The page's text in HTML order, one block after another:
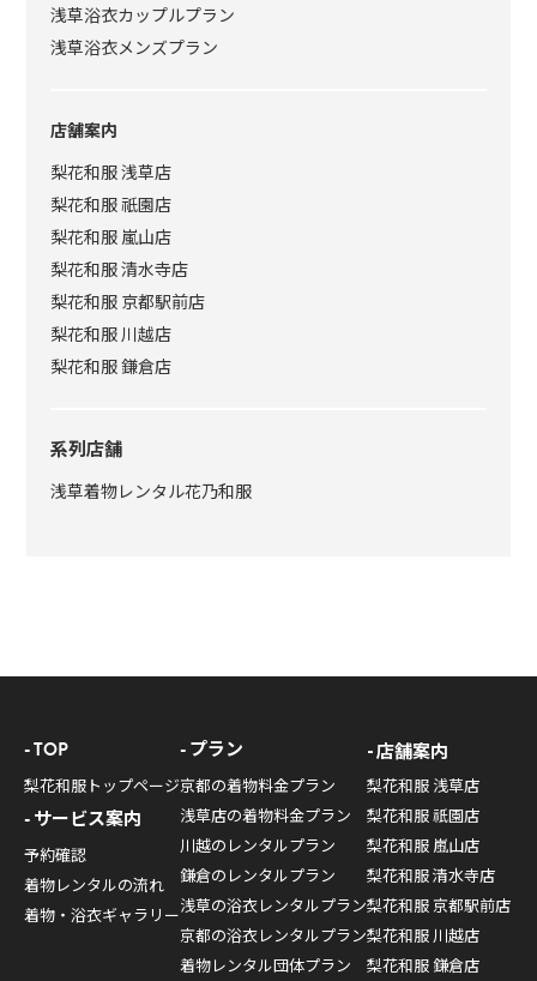
浅草浴衣カップルプラン
浅草浴衣メンズプラン
店舗案内
梨花和服 浅草店
梨花和服 祇園店
梨花和服 嵐山店
梨花和服 清水寺店
梨花和服 京都駅前店
梨花和服 川越店
梨花和服 鎌倉店
系列店舗
浅草着物レンタル花乃和服
TOP
梨花和服トップページ
サービス案内
予約確認
着物レンタルの流れ
着物・浴衣ギャラリー
プラン
京都の着物料金プラン
浅草店の着物料金プラン
川越のレンタルプラン
鎌倉のレンタルプラン
浅草の浴衣レンタルプラン
京都の浴衣レンタルプラン
着物レンタル団体プラン
店舗案内
梨花和服 浅草店
梨花和服 祇園店
梨花和服 嵐山店
梨花和服 清水寺店
梨花和服 京都駅前店
梨花和服 川越店
梨花和服 鎌倉店